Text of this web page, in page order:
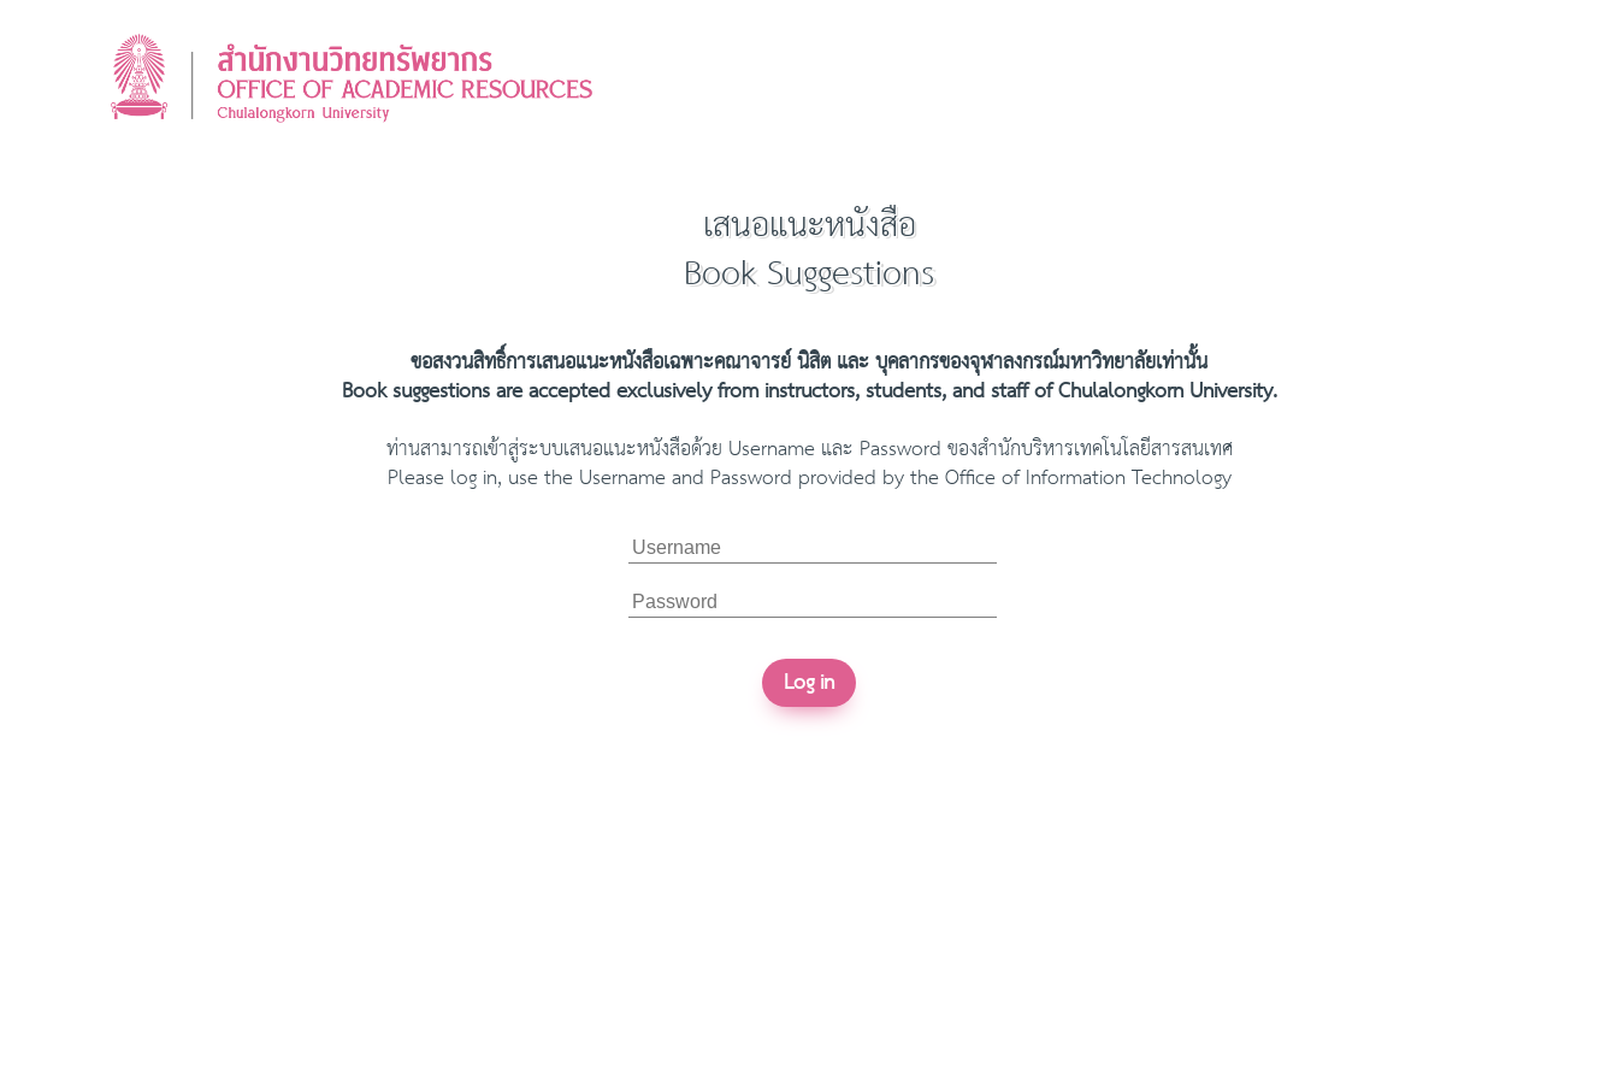
เสนอแนะหนังสือ
Book Suggestions
ขอสงวนสิทธิ์การเสนอแนะหนังสือเฉพาะคณาจารย์ นิสิต และ บุคลากรของจุฬาลงกรณ์มหาวิทยาลัยเท่านั้น
Book suggestions are accepted exclusively from instructors, students, and staff of Chulalongkorn University.
ท่านสามารถเข้าสู่ระบบเสนอแนะหนังสือด้วย Username และ Password ของสำนักบริหารเทคโนโลยีสารสนเทศ
Please log in, use the Username and Password provided by the Office of Information Technology
Log in